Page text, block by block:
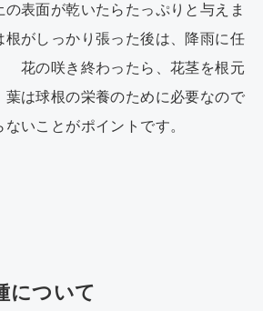
表面が乾いたらたっぷりと与えま
根がしっかり張った後は、降雨に任
花の咲き終わったら、花茎を根元
葉は球根の栄養のために必要なので
いことがポイントです。
について